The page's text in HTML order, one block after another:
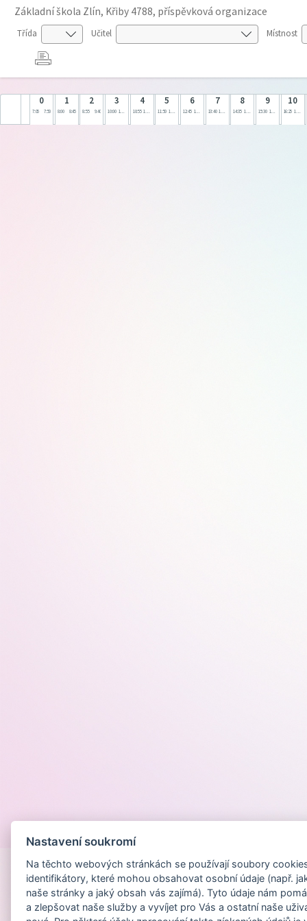
Základní škola Zlín, Křiby 4788, příspěvková organizace
Třída Učitel Místnost
0
7:05 7:50
1
8:00 8:45
2
8:55 9:40
3
10:00 10:45
4
10:55 11:40
5
11:50 12:35
6
12:45 13:30
7
13:40 14:25
8
14:35 15:20
9
15:30 16:15
10
16:25 17:10
Nastavení soukromí
Na těchto webových stránkách se používají soubory
identifikátory, které mohou obsahovat osobní údaje (např.
naše stránky a jaký obsah vás zajímá). Tyto údaje nám
a zlepšovat naše služby a vyvíjet pro Vás a ostatní naše